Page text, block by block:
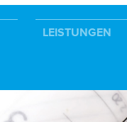
LEISTUNGEN